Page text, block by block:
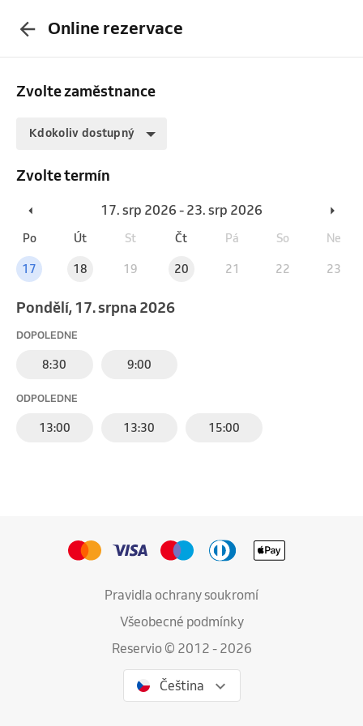
Online rezervace
Zvolte zaměstnance
Kdokoliv dostupný
Zvolte termín
17. srp 2026 - 23. srp 2026
Po Út St Čt Pá So Ne
17 18 19 20 21 22 23
pondělí, 17. srpna 2026
DOPOLEDNE
8:30 9:00
ODPOLEDNE
13:00 13:30 15:00
Pravidla ochrany soukromí
Všeobecné podmínky
Reservio © 2012 - 2026
Čeština